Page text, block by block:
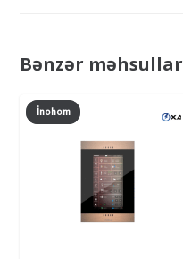
Bənzər məhsullar
İnohom